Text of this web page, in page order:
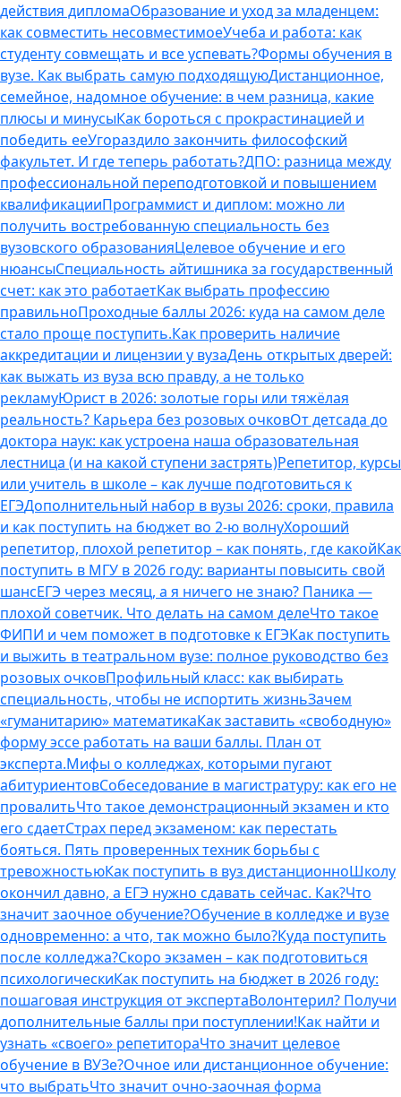
действия дипломаОбразование и уход за младенцем:
как совместить несовместимоеУчеба и работа: как
студенту совмещать и все успевать?Формы обучения в
вузе. Как выбрать самую подходящуюДистанционное,
семейное, надомное обучение: в чем разница, какие
плюсы и минусыКак бороться с прокрастинацией и
победить ееУгораздило закончить философский
факультет. И где теперь работать?ДПО: разница между
профессиональной переподготовкой и повышением
квалификацииПрограммист и диплом: можно ли
получить востребованную специальность без
вузовского образованияЦелевое обучение и его
нюансыСпециальность айтишника за государственный
счет: как это работаетКак выбрать профессию
правильноПроходные баллы 2026: куда на самом деле
стало проще поступить.Как проверить наличие
аккредитации и лицензии у вузаДень открытых дверей:
как выжать из вуза всю правду, а не только
рекламуЮрист в 2026: золотые горы или тяжёлая
реальность? Карьера без розовых очковОт детсада до
доктора наук: как устроена наша образовательная
лестница (и на какой ступени застрять)Репетитор, курсы
или учитель в школе – как лучше подготовиться к
ЕГЭДополнительный набор в вузы 2026: сроки, правила
и как поступить на бюджет во 2‑ю волнуХороший
репетитор, плохой репетитор – как понять, где какойКак
поступить в МГУ в 2026 году: варианты повысить свой
шансЕГЭ через месяц, а я ничего не знаю? Паника —
плохой советчик. Что делать на самом делеЧто такое
ФИПИ и чем поможет в подготовке к ЕГЭКак поступить
и выжить в театральном вузе: полное руководство без
розовых очковПрофильный класс: как выбирать
специальность, чтобы не испортить жизньЗачем
«гуманитарию» математикаКак заставить «свободную»
форму эссе работать на ваши баллы. План от
эксперта.Мифы о колледжах, которыми пугают
абитуриентовСобеседование в магистратуру: как его не
провалитьЧто такое демонстрационный экзамен и кто
его сдаетСтрах перед экзаменом: как перестать
бояться. Пять проверенных техник борьбы с
тревожностьюКак поступить в вуз дистанционноШколу
окончил давно, а ЕГЭ нужно сдавать сейчас. Как?Что
значит заочное обучение?Обучение в колледже и вузе
одновременно: а что, так можно было?Куда поступить
после колледжа?Скоро экзамен – как подготовиться
психологическиКак поступить на бюджет в 2026 году:
пошаговая инструкция от экспертаВолонтерил? Получи
дополнительные баллы при поступлении!Как найти и
узнать «своего» репетитораЧто значит целевое
обучение в ВУЗе?Очное или дистанционное обучение:
что выбратьЧто значит очно-заочная форма